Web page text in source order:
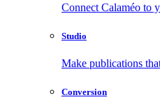
Connect Calaméo to
Studio
Make publications
Conversion